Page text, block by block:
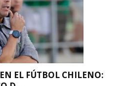
EL FÚTBOL CHILENO: